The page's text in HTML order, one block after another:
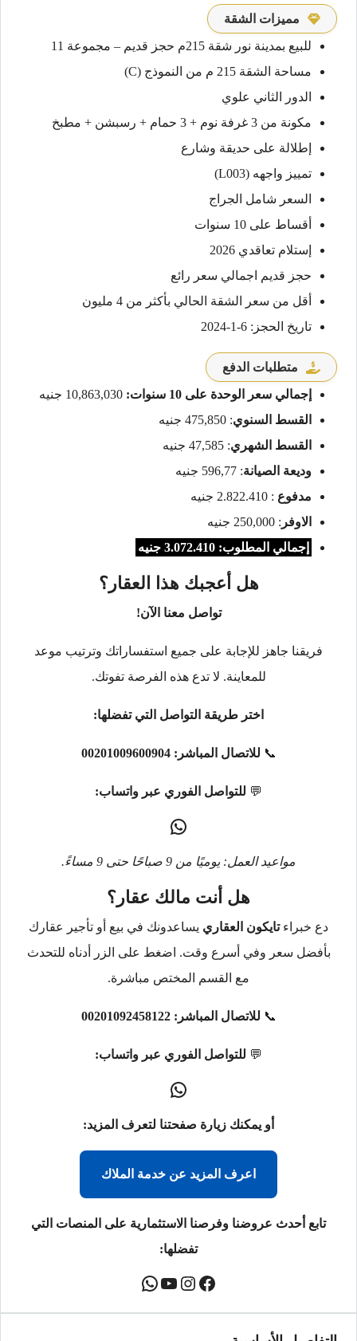
مميزات الشقة
للبيع بمدينة نور شقة 215م حجز قديم – مجموعة 11
مساحة الشقة 215 م من النموذج (C)
الدور الثاني علوي
مكونة من 3 غرفة نوم + 3 حمام + رسبشن + مطبخ
إطلالة على حديقة وشارع
تمييز واجهه (L003)
السعر شامل الجراج
أقساط على 10 سنوات
إستلام تعاقدي 2026
حجز قديم اجمالي سعر رائع
أقل من سعر الشقة الحالي بأكثر من 4 مليون
تاريخ الحجز: 6-1-2024
متطلبات الدفع
إجمالي سعر الوحدة على 10 سنوات:
القسط السنوي: 475,850 جنيه
القسط الشهري: 47,585 جنيه
وديعة الصيانة: 596,77 جنيه
مدفوع : 2.822.410 جنيه
الاوفر : 250,000 جنيه
إجمالي المطلوب: 3.072.410 جنيه
هل أعجبك هذا العقار؟
تواصل معنا الآن!
فريقنا جاهز للإجابة على جميع استفساراتك وترتيب موعد
للمعاينة. لا تدع هذه الفرصة تفوتك.
اختر طريقة التواصل التي تفضلها:
📞 للاتصال المباشر: 00201009600904
💬 للتواصل الفوري عبر واتساب:
مواعيد العمل: يوميًا من 9 صباحًا حتى 9 مساءً.
هل أنت مالك عقار؟
دع خبراءتايكون العقاري يساعدونك في بيع أو تأجير عقارك
بأفضل سعر وفي أسرع وقت. اضغط على الزر أدناه للتحدث
مع القسم المختص مباشرة.
📞 للاتصال المباشر: 00201092458122
💬 للتواصل الفوري عبر واتساب:
أو يمكنك زيارة صفحتنا لتعرف المزيد:
اعرف المزيد عن خدمة الملاك
تابع أحدث عروضنا وفرصنا الاستثمارية على المنصات التي
تفضلها: